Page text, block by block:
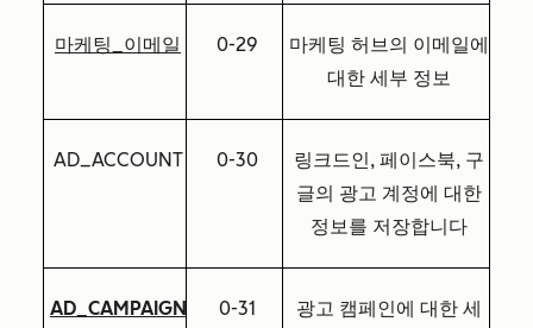
마케팅_이메일 0-29
마케팅 허브의 이메일에
대한 세부 정보
AD_ACCOUNT 0-30
링크드인, 페이스북, 구
글의 광고 계정에 대한
정보를 저장합니다
AD_CAMPAIGN 0-31 광고 캠페인에 대한 세